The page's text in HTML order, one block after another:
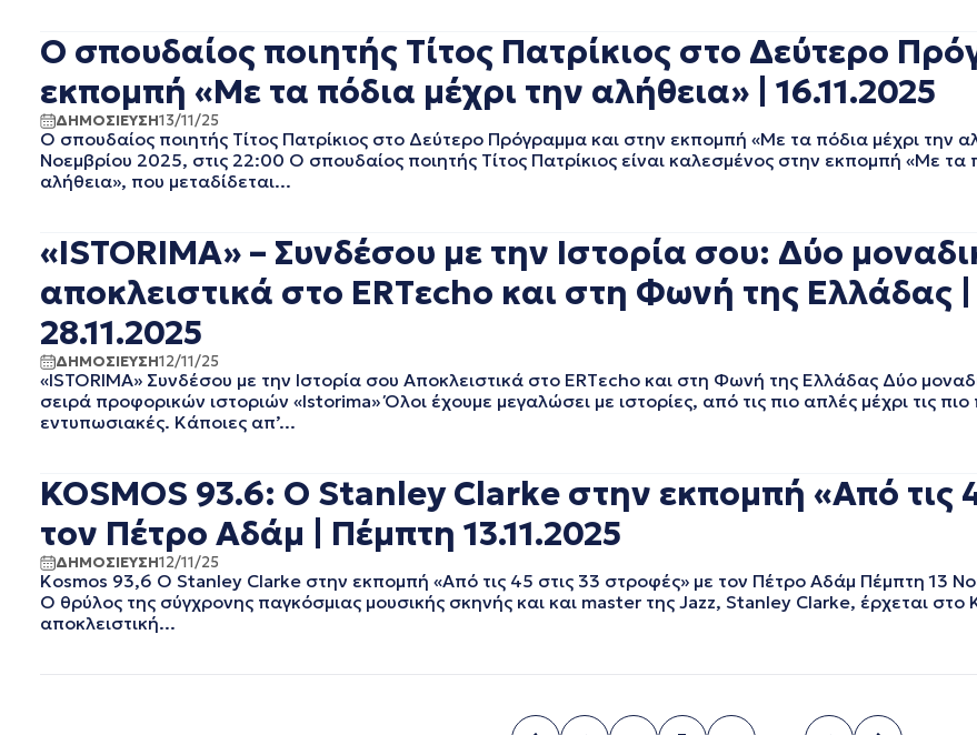
ΣΕΠΤΕΜΒΡΙΟΣ 2019
ΑΥΓΟΥΣΤΟΣ 2019
ΙΟΥΛΙΟΣ 2019
ΙΟΥΝΙΟΣ 2019
ΜΑΙΟΣ 2019
ΑΠΡΙΛΙΟΣ 2019
ΦΕΒΡΟΥΑΡΙΟΣ 2019
ΙΑΝΟΥΑΡΙΟΣ 2019
ΔΕΚΕΜΒΡΙΟΣ 2018
ΣΕΠΤΕΜΒΡΙΟΣ 2018
ΑΥΓΟΥΣΤΟΣ 2018
ΙΟΥΛΙΟΣ 2018
ΑΠΡΙΛΙΟΣ 2018
ΜΑΡΤΙΟΣ 2018
ΦΕΒΡΟΥΑΡΙΟΣ 2018
ΙΑΝΟΥΑΡΙΟΣ 2018
ΔΕΚΕΜΒΡΙΟΣ 2017
ΣΕΠΤΕΜΒΡΙΟΣ 2017
Ο σπουδαίος ποιητής Τίτος Πατρίκιος στο Δεύτερο
εκπομπή «Με τα πόδια μέχρι την αλήθεια» | 16.11.2025
ΔΗΜΟΣΙΕΥΣΗ13/11/25
Ο σπουδαίος ποιητής Τίτος Πατρίκιος στο Δεύτερο Πρόγραμμα και στην εκπομπή «Με τα πόδια μέχρι την
Νοεμβρίου 2025, στις 22:00 Ο σπουδαίος ποιητής Τίτος Πατρίκιος είναι καλεσμένος στην εκπομπή «Με τα
αλήθεια», που μεταδίδεται...
«ISTORIMA» – Συνδέσου με την Ιστορία σου: Δύο
αποκλειστικά στο ERTεcho και στη Φωνή της Ελλάδας
28.11.2025
ΔΗΜΟΣΙΕΥΣΗ12/11/25
«ISTORIMA» Συνδέσου με την Ιστορία σου Αποκλειστικά στο ERTεcho και στη Φωνή της Ελλάδας Δύο
σειρά προφορικών ιστοριών «Istorima» Όλοι έχουμε μεγαλώσει με ιστορίες, από τις πιο απλές μέχρι τις
εντυπωσιακές. Κάποιες απ’...
KOSMOS 93.6: Ο Stanley Clarke στην εκπομπή «Από τις
τον Πέτρο Αδάμ | Πέμπτη 13.11.2025
ΔΗΜΟΣΙΕΥΣΗ12/11/25
Kosmos 93,6 Ο Stanley Clarke στην εκπομπή «Από τις 45 στις 33 στροφές» με τον Πέτρο Αδάμ Πέμπτη 13
Ο θρύλος της σύγχρονης παγκόσμιας μουσικής σκηνής και και master της Jazz, Stanley Clarke, έρχεται στο
αποκλειστική...